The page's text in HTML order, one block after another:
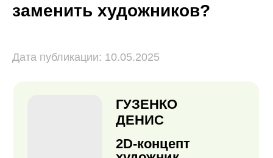
заменить художников?
Дата публикации: 10.05.2025
2D-концепт
Работал в аутсорс студиях Nuare Studio
и WELLORE. Работал над проектами